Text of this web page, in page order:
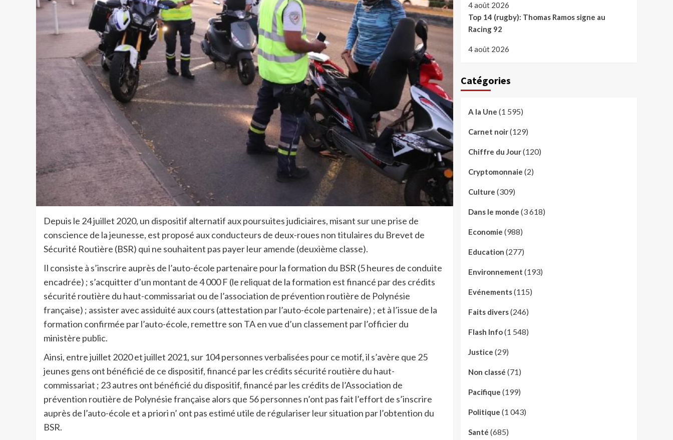
Depuis le 24 juillet 2020, un dispositif alternatif aux poursuites judiciaires, misant sur une prise de
conscience de la jeunesse, est proposé aux conducteurs de deux-roues non titulaires du Brevet de
Sécurité Routière (BSR) qui ne souhaitent pas payer leur amende (deuxième classe).
Il consiste à s’inscrire auprès de l’auto-école partenaire pour la formation du BSR (5 heures de conduite
encadrée) ; s’acquitter d’un montant de 4 000 F (le reliquat de la formation est financé par des crédits
sécurité routière du haut-commissariat ou de l’association de prévention routière de Polynésie
française) ; assister avec assiduité aux cours (attestation par l’auto-école partenaire) ; et à l’issue de la
formation confirmée par l’auto-école, remettre son TA en vue d’un classement par l’officier du
ministère public.
Ainsi, entre juillet 2020 et juillet 2021, sur 104 personnes verbalisées pour ce motif, il s’avère que 25
jeunes gens ont bénéficié de ce dispositif, financé par les crédits sécurité routière du haut-
commissariat ; 23 autres ont bénéficié du dispositif, financé par les crédits de l’Association de
prévention routière de Polynésie française alors que 56 personnes n’ont pas fait l’effort de s’inscrire
auprès de l’auto-école et a priori n’ ont pas estimé utile de régulariser leur situation par l’obtention du
BSR.
4 août 2026
Top 14 (rugby): Thomas Ramos signe au
Racing 92
4 août 2026
Catégories
A la Une (1 595)
Carnet noir(129)
Chiffre du Jour(120)
Cryptomonnaie (2)
Culture (309)
Dans le monde (3 618)
Economie (988)
Education (277)
Environnement (193)
Evénements(115)
Faits divers(246)
Flash Info(1 548)
Justice (29)
Non classé (71)
Pacifique (199)
Politique (1 043)
Santé (685)